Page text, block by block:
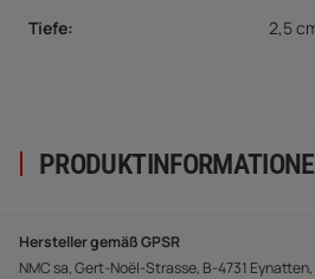
Tiefe:
2,5
Hersteller gemäß GPSR
NMC sa, Gert-Noël-Strasse, B-4731